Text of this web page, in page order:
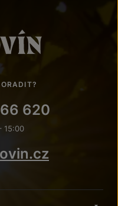
620
15:00